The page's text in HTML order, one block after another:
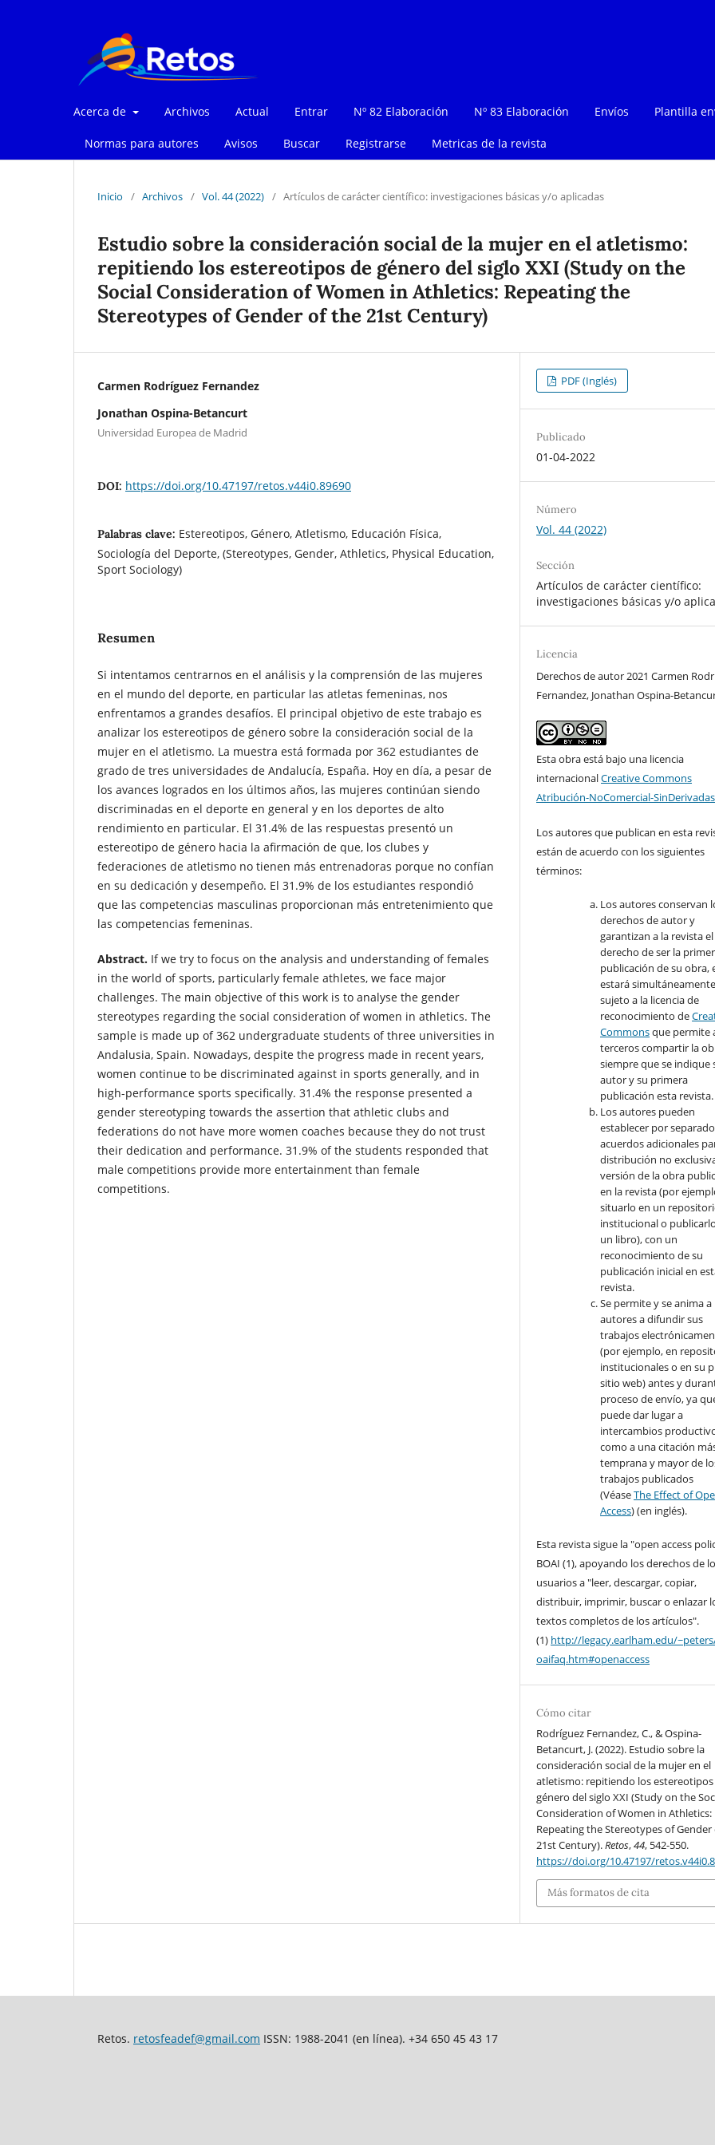
Acerca de Archivos Actual Entrar Nº 82 Elaboración Nº 83 Elaboración Envíos Plantilla
Normas para autores Avisos Buscar Registrarse Metricas de la revista
Inicio / Archivos / Vol. 44 (2022) / Artículos de carácter científico: investigaciones básicas y/o aplicadas
Estudio sobre la consideración social de la mujer en el atletismo:
repitiendo los estereotipos de género del siglo XXI (Study on the
Social Consideration of Women in Athletics: Repeating the
Stereotypes of Gender of the 21st Century)
Carmen Rodríguez Fernandez
Jonathan Ospina-Betancurt
Universidad Europea de Madrid
DOI: https://doi.org/10.47197/retos.v44i0.89690
Palabras clave: Estereotipos, Género, Atletismo, Educación Física,
Sociología del Deporte, (Stereotypes, Gender, Athletics, Physical Education,
Sport Sociology)
Resumen
Si intentamos centrarnos en el análisis y la comprensión de las mujeres
en el mundo del deporte, en particular las atletas femeninas, nos
enfrentamos a grandes desafíos. El principal objetivo de este trabajo es
analizar los estereotipos de género sobre la consideración social de la
mujer en el atletismo. La muestra está formada por 362 estudiantes de
grado de tres universidades de Andalucía, España. Hoy en día, a pesar de
los avances logrados en los últimos años, las mujeres continúan siendo
discriminadas en el deporte en general y en los deportes de alto
rendimiento en particular. El 31.4% de las respuestas presentó un
estereotipo de género hacia la afirmación de que, los clubes y
federaciones de atletismo no tienen más entrenadoras porque no confían
en su dedicación y desempeño. El 31.9% de los estudiantes respondió
que las competencias masculinas proporcionan más entretenimiento que
las competencias femeninas.
Abstract. If we try to focus on the analysis and understanding of females
in the world of sports, particularly female athletes, we face major
challenges. The main objective of this work is to analyse the gender
stereotypes regarding the social consideration of women in athletics. The
sample is made up of 362 undergraduate students of three universities in
Andalusia, Spain. Nowadays, despite the progress made in recent years,
women continue to be discriminated against in sports generally, and in
high-performance sports specifically. 31.4% the response presented a
gender stereotyping towards the assertion that athletic clubs and
federations do not have more women coaches because they do not trust
their dedication and performance. 31.9% of the students responded that
male competitions provide more entertainment than female
competitions.
PDF (Inglés)
Publicado
01-04-2022
Número
Vol. 44 (2022)
Sección
Artículos de carácter científico:
investigaciones básicas y/o
Licencia
Derechos de autor 2021 Carmen
Fernandez, Jonathan Ospina-
Esta obra está bajo una licencia
internacionalCreative Commons
Atribución-NoComercial-
Los autores que publican en esta
están de acuerdo con los siguientes
términos:
Los autores conservan
derechos de autor y
garantizan a la revista el
derecho de ser la
publicación de su obra,
estará simultáneamente
sujeto a la licencia de
reconocimiento de
Commonsque permite
terceros compartir la
siempre que se indique
autor y su primera
publicación esta revista.
Los autores pueden
establecer por separado
acuerdos adicionales
distribución no
versión de la obra
en la revista (por
situarlo en un
institucional o
un libro), con un
reconocimiento de su
publicación inicial en
revista.
Se permite y se anima a
autores a difundir sus
trabajos
(por ejemplo, en
institucionales o en su
sitio web) antes y
proceso de envío, ya
puede dar lugar a
intercambios
como a una citación
temprana y mayor de
trabajos publicados
(VéaseThe Effect of
Access) (en inglés).
Esta revista sigue la "open access
BOAI (1), apoyando los derechos de
usuarios a "leer, descargar, copiar,
distribuir, imprimir, buscar o enlazar
textos completos de los artículos".
(1) http://legacy.earlham.edu/
oaifaq.htm#openaccess
Cómo citar
Rodríguez Fernandez, C., & Ospina-
Betancurt, J. (2022). Estudio sobre la
consideración social de la mujer en el
atletismo: repitiendo los
género del siglo XXI (Study on the
Consideration of Women in Athletics:
Repeating the Stereotypes of
21st Century).Retos,44, 542-550.
https://doi.org/10.47197/
Más formatos de cita
Retos. retosfeadef@gmail.com ISSN: 1988-2041 (en línea). +34 650 45 43 17